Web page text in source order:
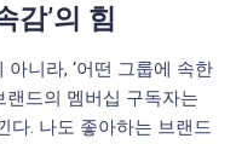
감’의 힘
니라, ‘어떤 그룹에 속한
랜드의 멤버십 구독자는
다. 나도 좋아하는 브랜드